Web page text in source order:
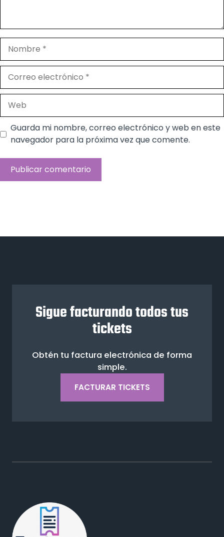
Nombre
electrónico
Guarda mi nombre, correo electrónico y web en este
navegador para la próxima vez que comente.
Sigue facturando todos tus
tickets
Obtén tu factura electrónica de forma
simple.
FACTURAR TICKETS